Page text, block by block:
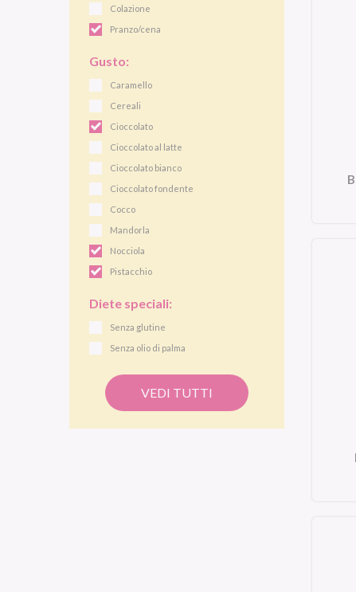
Colazione
Pranzo/cena
Gusto:
Caramello
Cereali
Cioccolato
Cioccolato al latte
Cioccolato bianco
Cioccolato fondente
Cocco
Mandorla
Nocciola
Pistacchio
Diete speciali:
Senza glutine
Senza olio di palma
VEDI TUTTI